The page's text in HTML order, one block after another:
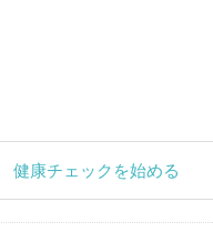
健康チェックを始める